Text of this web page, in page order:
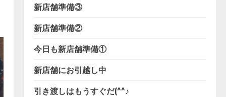
新店舗準備③
新店舗準備②
今日も新店舗準備①
新店舗にお引越し中
引き渡しはもうすぐだ(^^♪